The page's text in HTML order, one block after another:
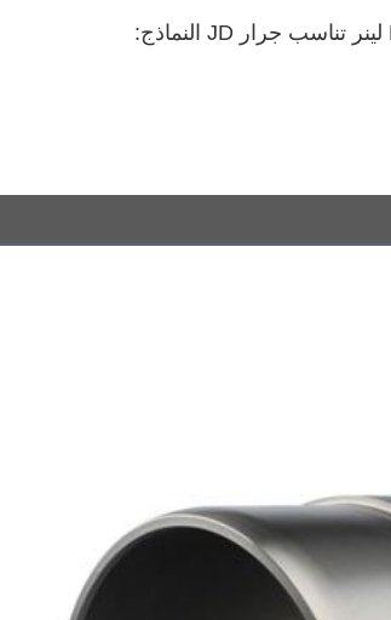
R121867/R80500/RE500024 لينر تناسب جرار JD النماذج: